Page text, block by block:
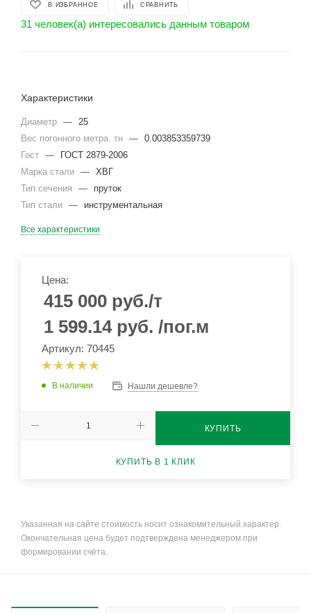
В ИЗБРАННОЕ СРАВНИТЬ
31 человек(а) интересовались данным товаром
Характеристики
Диаметр — 25
Вес погонного метра. тн — 0.003853359739
Гост —
ГОСТ 2879-2006
Марка стали — ХВГ
Тип сечения
—
пруток
Тип стали — инструментальная
Все характеристики
Цена:
415 000 руб./т
1 599.14 руб. /пог.м
Артикул: 70445
В наличии Нашли дешевле?
КУПИТЬ
КУПИТЬ В 1 КЛИК
Указанная на сайте стоимость носит ознакомительный характер.
Окончательная цена будет подтверждена менеджером при
формировании счёта.